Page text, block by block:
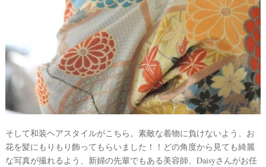
そして和装ヘアスタイルがこちら。素敵な着物に負けないよう、お
花を髪にもりもり飾ってもらいました！！どの角度から見ても綺麗
な写真が撮れるよう、新婦の先輩でもある美容師、Daisyさんがお任